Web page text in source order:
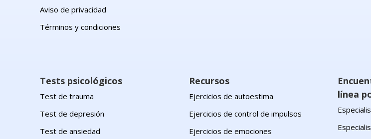
Aviso de privacidad
Términos y condiciones
Tests psicológicos
Test de trauma
Test de depresión
Test de ansiedad
Recursos
Ejercicios de autoestima
Ejercicios de control de impulsos
Ejercicios de emociones
línea